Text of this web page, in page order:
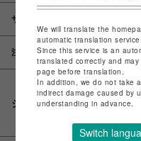
サイズ
注意事項
シェアする
We will translate the
automatic translation service.
Since this service is an
translated correctly and
page before translation.
In addition, we do not take
indirect damage caused by
understanding in advance.
Switch